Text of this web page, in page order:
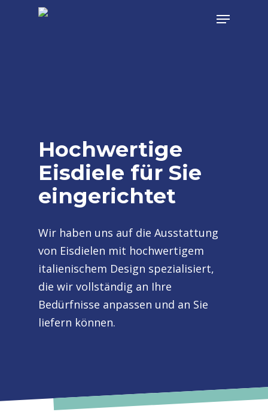
Menu
Hochwertige
Eisdiele für Sie
eingerichtet
Wir haben uns auf die Ausstattung
von Eisdielen mit hochwertigem
italienischem Design spezialisiert,
die wir vollständig an Ihre
Bedürfnisse anpassen und an Sie
liefern können.